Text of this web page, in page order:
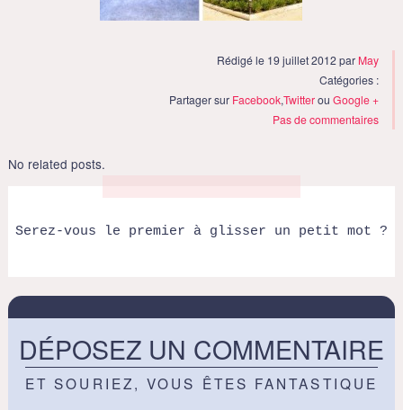
Rédigé le 19 juillet 2012 par May
Catégories :
Partager sur Facebook,TwitterouGoogle +
Pas de commentaires
No related posts.
Serez-vous le premier à glisser un petit mot ?
DÉPOSEZ UN COMMENTAIRE
ET SOURIEZ, VOUS ÊTES FANTASTIQUE